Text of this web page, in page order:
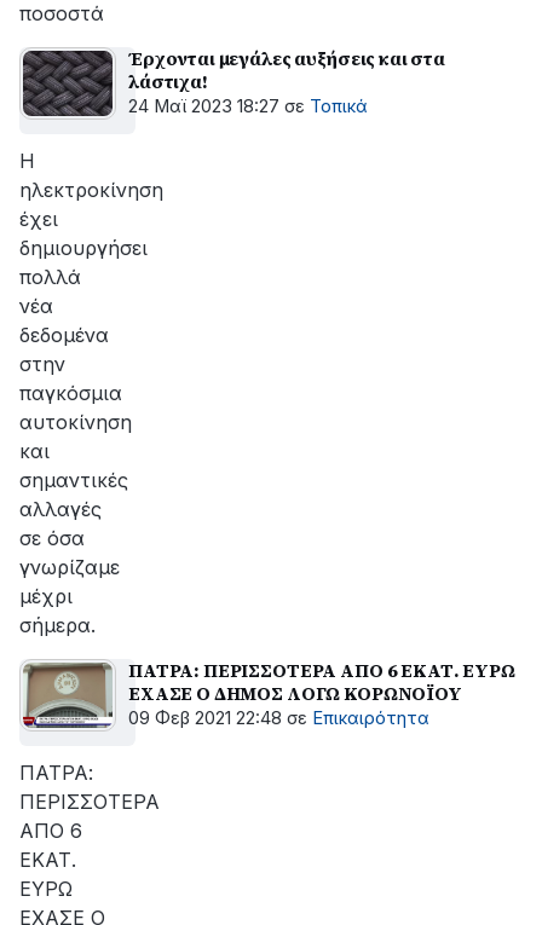
ποσοστά
Έρχονται μεγάλες αυξήσεις και στα
λάστιχα!
24 Μαϊ 2023 18:27 σε Τοπικά
Η
ηλεκτροκίνηση
έχει
δημιουργήσει
πολλά
νέα
δεδομένα
στην
παγκόσμια
αυτοκίνηση
και
σημαντικές
αλλαγές
σε όσα
γνωρίζαμε
μέχρι
σήμερα.
ΠΑΤΡΑ: ΠΕΡΙΣΣΟΤΕΡΑ ΑΠΟ 6 ΕΚΑΤ. ΕΥΡΩ
ΕΧΑΣΕ Ο ΔΗΜΟΣ ΛΟΓΩ ΚΟΡΩΝΟΪΟΥ
09 Φεβ 2021 22:48 σε Επικαιρότητα
ΠΑΤΡΑ:
ΠΕΡΙΣΣΟΤΕΡΑ
ΑΠΟ 6
ΕΚΑΤ.
ΕΥΡΩ
ΕΧΑΣΕ Ο